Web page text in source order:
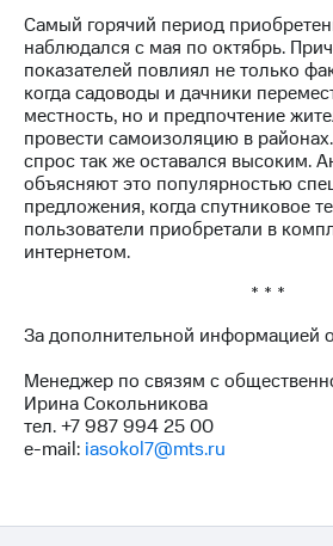
Контакты
Новости
в
регионе
и акционерам
Корпоративное
управление
Корпоративный
секретарь
Информация
Документы
ПАО
"МТС"
Собрания
Самый горячий период
наблюдался с мая по октябрь.
показателей повлиял не только
когда садоводы и дачники
местность, но и предпочтение
провести самоизоляцию в
спрос так же оставался высоким.
объясняют это популярностью
предложения, когда спутниковое
пользователи приобретали в
интернетом.
* * *
За дополнительной информацией
Менеджер по связям с
Ирина Сокольникова
тел. +7 987 994 25 00
e-mail: iasokol7@mts.ru